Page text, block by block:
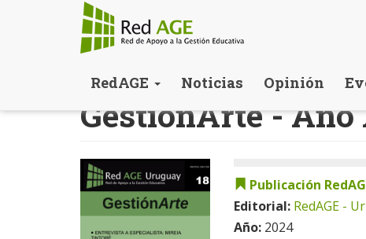
contenido
RedAGE Noticias Opinión
GestiónArte - Año
Publicación
Editorial: RedAGE -
Año: 2024